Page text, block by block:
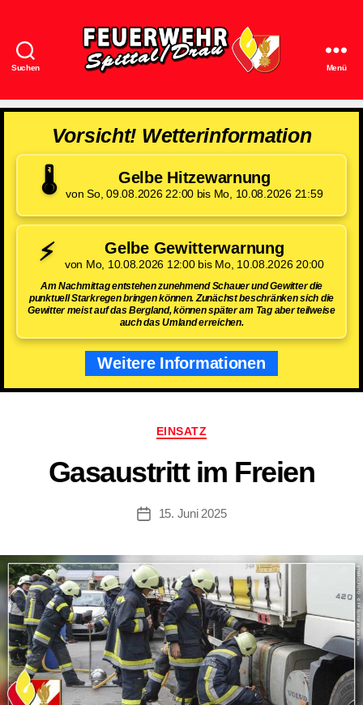
Suchen
Spittal/Drau
Menü
Vorsicht! Wetterinformation
🌡️ Gelbe Hitzewarnung
von So, 09.08.2026 22:00 bis Mo, 10.08.2026 21:59
⚡ Gelbe Gewitterwarnung
von Mo, 10.08.2026 12:00 bis Mo, 10.08.2026 20:00
Am Nachmittag entstehen zunehmend Schauer und Gewitter die
punktuell Starkregen bringen können. Zunächst beschränken sich die
Gewitter meist auf das Bergland, können später am Tag aber teilweise
auch das Umland erreichen.
Weitere Informationen
Kategorien
EINSATZ
Gasaustritt im Freien
Beitragsdatum
15. Juni 2025